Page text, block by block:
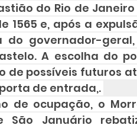
do Rio de
1565 e, após a
do governador-geral,
A escolha do
de possíveis futuros
de entrada,.
de ocupação, o
São Januário